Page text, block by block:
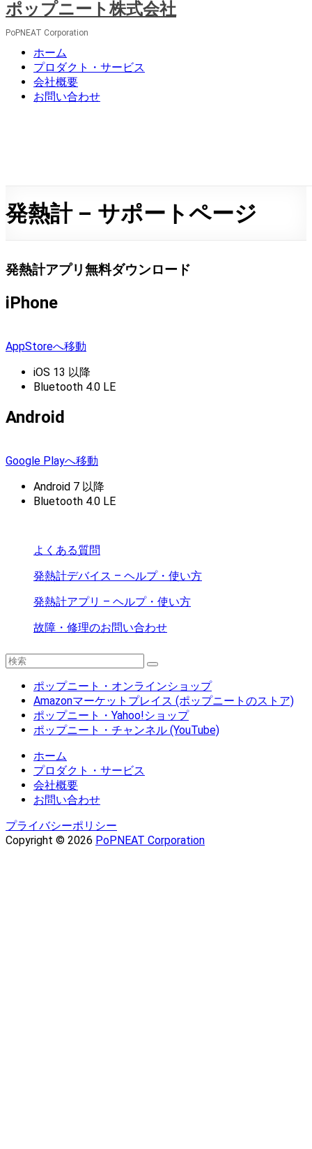
コ
テ
ポップニート株式会社
PoPNEAT Corporation
ホーム
プロダクト・サービス
会社概要
お問い合わせ
発熱計 – サポートページ
発熱計アプリ無料ダウンロード
iPhone
AppStoreへ移動
iOS 13 以降
Bluetooth 4.0 LE
Android
Google Playへ移動
Android 7 以降
Bluetooth 4.0 LE
よくある質問
発熱計デバイス – ヘルプ・使い方
発熱計アプリ – ヘルプ・使い方
故障・修理のお問い合わせ
ポップニート・オンラインショップ
Amazonマーケットプレイス (ポップニートのストア)
ポップニート・Yahoo!ショップ
ポップニート・チャンネル (YouTube)
ホーム
プロダクト・サービス
会社概要
お問い合わせ
プライバシーポリシー
Copyright © 2026 PoPNEAT Corporation